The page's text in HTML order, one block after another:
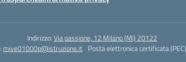
Indirizzo:Via passione, 12 Milano (Mi) 20122
mive01000p@istruzione.it Posta elettronica certificata